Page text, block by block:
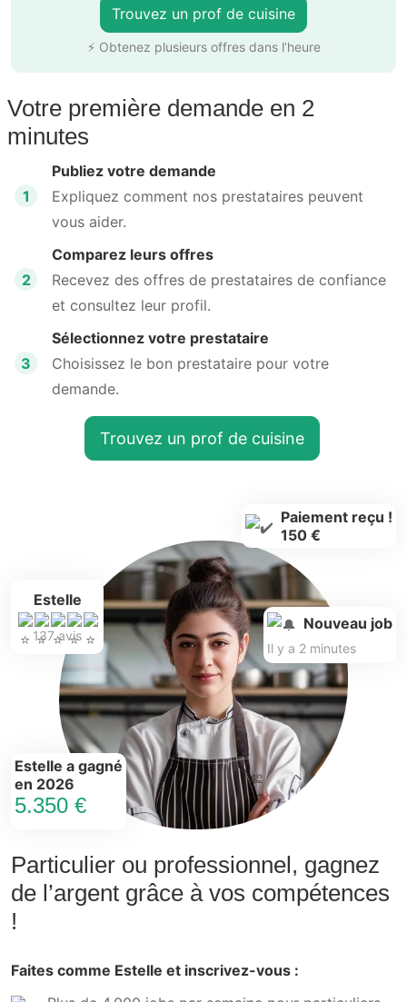
Trouvez un prof de cuisine
⚡ Obtenez plusieurs offres dans l’heure
Votre première demande en 2
minutes
1
Publiez votre demande
Expliquez comment nos prestataires peuvent
vous aider.
2
Comparez leurs offres
Recevez des offres de prestataires de confiance
et consultez leur profil.
3
Sélectionnez votre prestataire
Choisissez le bon prestataire pour votre
demande.
Trouvez un prof de cuisine
Particulier ou professionnel, gagnez
de l’argent grâce à vos compétences
!
Faites comme Estelle et inscrivez-vous :
Estelle
137 avis
Estelle a gagné
en 2026
5.350 €
Paiement reçu !
150 €
Nouveau job
Il y a 2 minutes